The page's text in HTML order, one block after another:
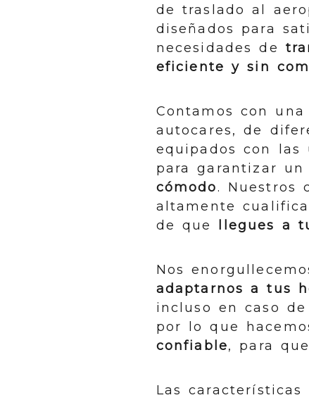
de traslado al
diseñados para
necesidades de
eficiente y sin
Contamos con
autocares, de
equipados con las
para garantizar
cómodo. Nuestros
altamente
de que
llegues a
Nos
adaptarnos a tus
incluso en caso
por lo que
confiable, para
Las